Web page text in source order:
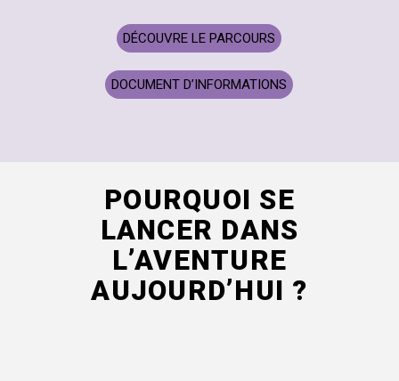
DÉCOUVRE LE PARCOURS
DOCUMENT D’INFORMATIONS
POURQUOI SE
LANCER DANS
L’AVENTURE
AUJOURD’HUI ?